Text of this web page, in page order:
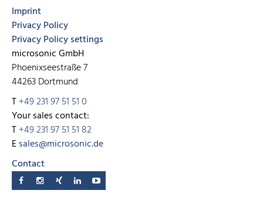
Imprint
Privacy Policy
Privacy Policy settings
microsonic GmbH
Phoenixseestraße 7
44263 Dortmund
T+49 231 97 51 51 0
Your sales contact:
T+49 231 97 51 51 82
Esales@microsonic.de
Contact